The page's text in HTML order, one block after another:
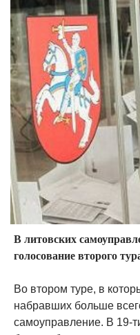
В литовских
голосование второго
Во втором туре, в
набравших больше
самоуправление. В 19-